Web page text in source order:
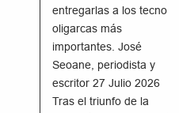
entregarlas a los tecno
oligarcas más
importantes. José
Seoane, periodista y
escritor 27 Julio 2026
Tras el triunfo de la